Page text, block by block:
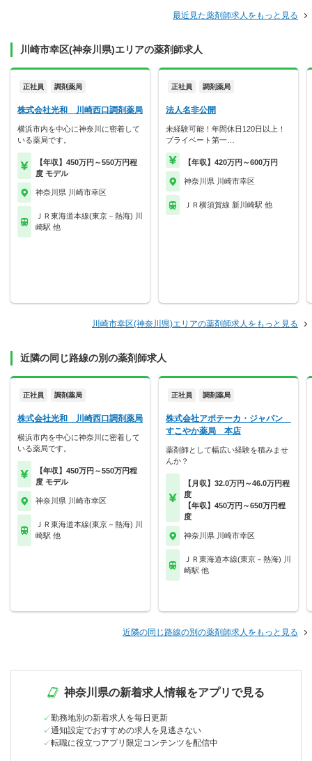
最近見た薬剤師求人をもっと見る
川崎市幸区(神奈川県)エリアの薬剤師求人
正社員 調剤薬局
株式会社光和 川崎西口調剤薬局
横浜市内を中心に神奈川に密着して
いる薬局です。
【年収】450万円～550万円程
度 モデル
神奈川県 川崎市幸区
ＪＲ東海道本線(東京－熱海) 川
崎駅 他
正社員 調剤薬局
法人名非公開
未経験可能！年間休日120日以上！
プライベート第一…
【年収】420万円～600万円
神奈川県 川崎市幸区
ＪＲ横須賀線 新川崎駅 他
川崎市幸区(神奈川県)エリアの薬剤師求人をもっと見る
近隣の同じ路線の別の薬剤師求人
正社員 調剤薬局
株式会社光和 川崎西口調剤薬局
横浜市内を中心に神奈川に密着して
いる薬局です。
【年収】450万円～550万円程
度 モデル
神奈川県 川崎市幸区
ＪＲ東海道本線(東京－熱海) 川
崎駅 他
正社員 調剤薬局
株式会社アポテーカ・ジャパン
すこやか薬局 本店
薬剤師として幅広い経験を積みませ
んか？
【月収】32.0万円～46.0万円程
度
【年収】450万円～650万円程
度
神奈川県 川崎市幸区
ＪＲ東海道本線(東京－熱海) 川
崎駅 他
近隣の同じ路線の別の薬剤師求人をもっと見る
神奈川県の新着求人情報をアプリで見る
勤務地別の新着求人を毎日更新
通知設定でおすすめの求人を見逃さない
転職に役立つアプリ限定コンテンツを配信中